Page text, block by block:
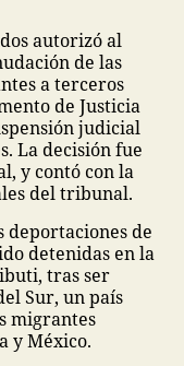
autorizó al
de las
a terceros
de Justicia
judicial
La decisión fue
y contó con la
del tribunal.
de
detenidas en la
tras ser
Sur, un país
migrantes
y México.